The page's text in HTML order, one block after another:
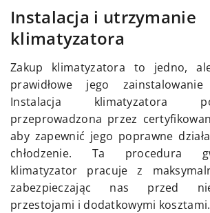
Instalacja i utrzymanie
klimatyzatora
Zakup klimatyzatora to jedno,
prawidłowe jego
Instalacja klimatyzatora
przeprowadzona przez
aby zapewnić jego poprawne
chłodzenie. Ta procedura
klimatyzator pracuje z
zabezpieczając nas przed
przestojami i dodatkowymi kosztami.